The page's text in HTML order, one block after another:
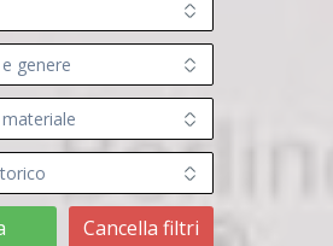
Cancella filtri